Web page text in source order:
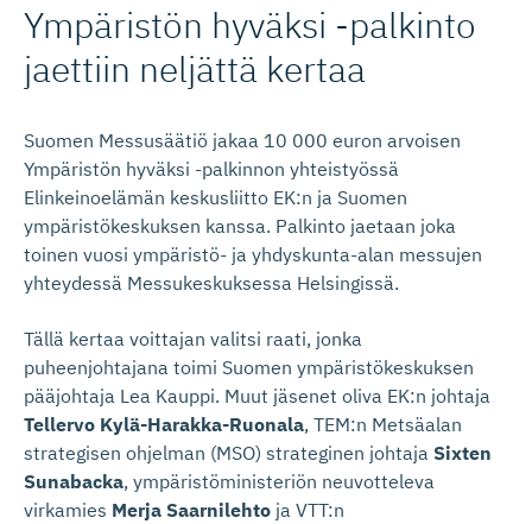
Ympäristön hyväksi -palkinto
jaettiin neljättä kertaa
Suomen Messusäätiö jakaa 10 000 euron arvoisen
Ympäristön hyväksi -palkinnon yhteistyössä
Elinkeinoelämän keskusliitto EK:n ja Suomen
ympäristökeskuksen kanssa. Palkinto jaetaan joka
toinen vuosi ympäristö- ja yhdyskunta-alan messujen
yhteydessä Messukeskuksessa Helsingissä.
Tällä kertaa voittajan valitsi raati, jonka
puheenjohtajana toimi Suomen ympäristökeskuksen
pääjohtaja Lea Kauppi. Muut jäsenet oliva EK:n johtaja
Tellervo Kylä-Harakka-Ruonala, TEM:n Metsäalan
strategisen ohjelman (MSO) strateginen johtaja Sixten
Sunabacka, ympäristöministeriön neuvotteleva
virkamies Merja Saarnilehto ja VTT:n